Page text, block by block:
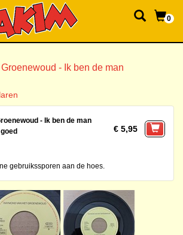
0
- Ik ben de man
- Ik ben de man
gebruikssporen aan de hoes.
€ 5,95